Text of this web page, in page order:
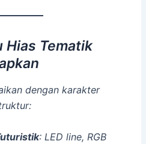
Hias Tematik
dengan karakter
: LED line, RGB